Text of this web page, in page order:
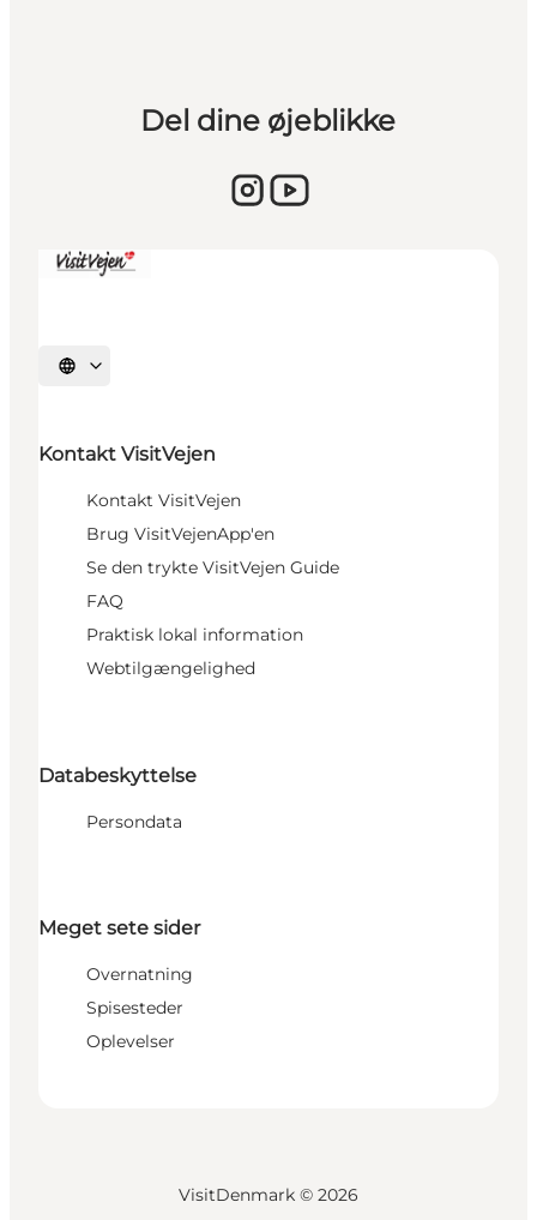
Del dine øjeblikke
Vælg sprog
Kontakt VisitVejen
Kontakt VisitVejen
Brug VisitVejenApp'en
Se den trykte VisitVejen Guide
FAQ
Praktisk lokal information
Webtilgængelighed
Databeskyttelse
Persondata
Meget sete sider
Overnatning
Spisesteder
Oplevelser
VisitDenmark © 2026